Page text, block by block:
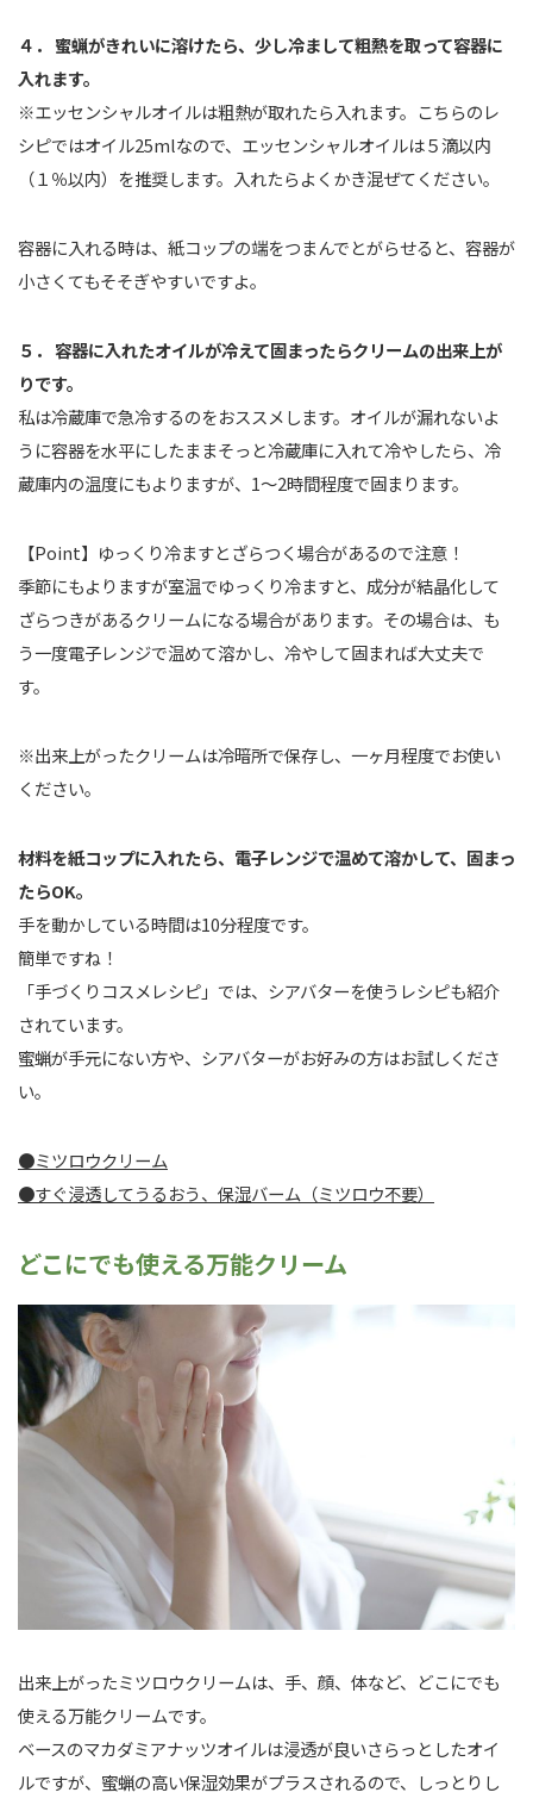
４． 蜜蝋がきれいに溶けたら、少し冷まして粗熱を取って容器に
入れます。
※エッセンシャルオイルは粗熱が取れたら入れます。こちらのレ
シピではオイル25mlなので、エッセンシャルオイルは５滴以内
（１％以内）を推奨します。入れたらよくかき混ぜてください。
容器に入れる時は、紙コップの端をつまんでとがらせると、容器が
小さくてもそそぎやすいですよ。
５． 容器に入れたオイルが冷えて固まったらクリームの出来上が
りです。
私は冷蔵庫で急冷するのをおススメします。オイルが漏れないよ
うに容器を水平にしたままそっと冷蔵庫に入れて冷やしたら、冷
蔵庫内の温度にもよりますが、1～2時間程度で固まります。
【Point】ゆっくり冷ますとざらつく場合があるので注意！
季節にもよりますが室温でゆっくり冷ますと、成分が結晶化して
ざらつきがあるクリームになる場合があります。その場合は、も
う一度電子レンジで温めて溶かし、冷やして固まれば大丈夫で
す。
※出来上がったクリームは冷暗所で保存し、一ヶ月程度でお使い
ください。
材料を紙コップに入れたら、電子レンジで温めて溶かして、固まっ
たらOK。
手を動かしている時間は10分程度です。
簡単ですね！
「手づくりコスメレシピ」では、シアバターを使うレシピも紹介
されています。
蜜蝋が手元にない方や、シアバターがお好みの方はお試しくださ
い。
●ミツロウクリーム
●すぐ浸透してうるおう、保湿バーム（ミツロウ不要）
どこにでも使える万能クリーム
出来上がったミツロウクリームは、手、顔、体など、どこにでも
使える万能クリームです。
ベースのマカダミアナッツオイルは浸透が良いさらっとしたオイ
ルですが、蜜蝋の高い保湿効果がプラスされるので、しっとりし